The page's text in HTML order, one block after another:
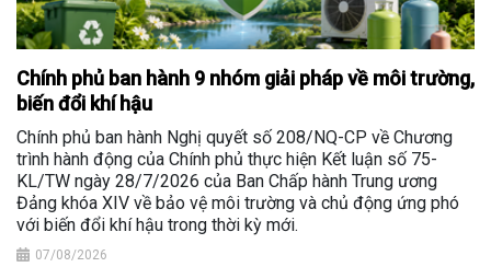
Chính phủ ban hành 9 nhóm giải pháp về môi trường,
biến đổi khí hậu
Chính phủ ban hành Nghị quyết số 208/NQ-CP về Chương
trình hành động của Chính phủ thực hiện Kết luận số 75-
KL/TW ngày 28/7/2026 của Ban Chấp hành Trung ương
Đảng khóa XIV về bảo vệ môi trường và chủ động ứng phó
với biến đổi khí hậu trong thời kỳ mới.
07/08/2026